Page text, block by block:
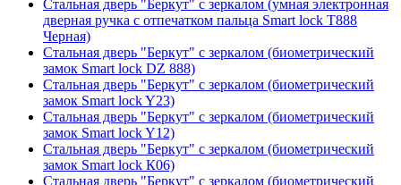
Стальная дверь "Беркут" с зеркалом (умная электронная
дверная ручка с отпечатком пальца Smart lock T888
Черная)
Стальная дверь "Беркут" с зеркалом (биометрический
замок Smart lock DZ 888)
Стальная дверь "Беркут" с зеркалом (биометрический
замок Smart lock Y23)
Стальная дверь "Беркут" с зеркалом (биометрический
замок Smart lock Y12)
Стальная дверь "Беркут" с зеркалом (биометрический
замок Smart lock К06)
Стальная дверь "Беркут" с зеркалом (биометрический